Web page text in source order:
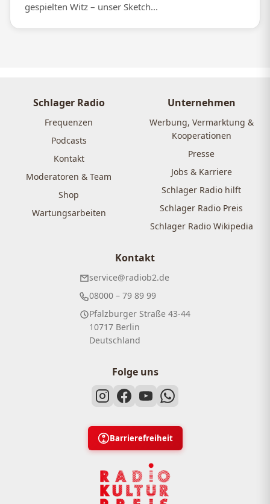
gespielten Witz – unser Sketch...
Schlager Radio
Frequenzen
Podcasts
Kontakt
Moderatoren & Team
Shop
Wartungsarbeiten
Unternehmen
Werbung, Vermarktung &
Kooperationen
Presse
Jobs & Karriere
Schlager Radio hilft
Schlager Radio Preis
Schlager Radio Wikipedia
Kontakt
service@radiob2.de
08000 – 79 89 99
Pfalzburger Straße 43-44
10717 Berlin
Deutschland
Folge uns
Barrierefreiheit